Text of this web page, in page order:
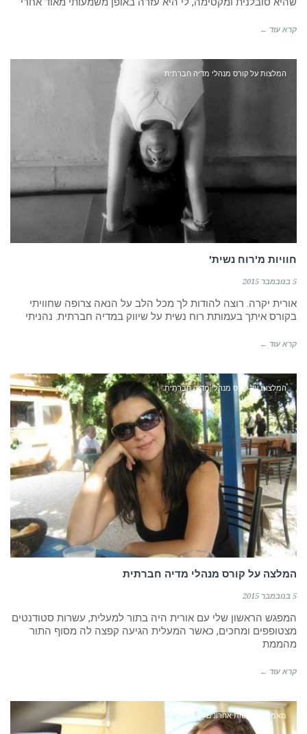
קרא עוד ←
המלצות על קורס מנהלי מדיה חברתית
חוויות מ'רוח נשית'
5 בנובמבר 2015
אורית יקרה. רוצה להודות לך מכל הלב על הנאה צרופה שחוויתי
בקורס איתך בעמותת רוח נשית על שיווק במדיה חברתית. נהניתי
קרא עוד ←
המלצות על קורס מנהלי מדיה חברתית
המלצה על קורס מנהלי מדיה חברתית
5 בנובמבר 2015
המפגש הראשון שלי עם אורית היה בתור למעלית, עשרות סטודנטים
מצטופפים ומחכים, כאשר המעלית הגיעה קפצה לה מסוף התור
מהממת
קרא עוד ←
מאמרים וחדשות אחרונים